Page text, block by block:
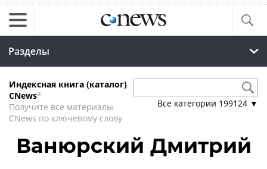
Разделы
Индексная книга (каталог)
CNews*
Получите все материалы
CNews по ключевому слову
Все категории 199124 ▼
Ванюрский Дмитрий